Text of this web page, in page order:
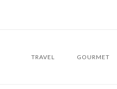
TRAVEL GOURMET